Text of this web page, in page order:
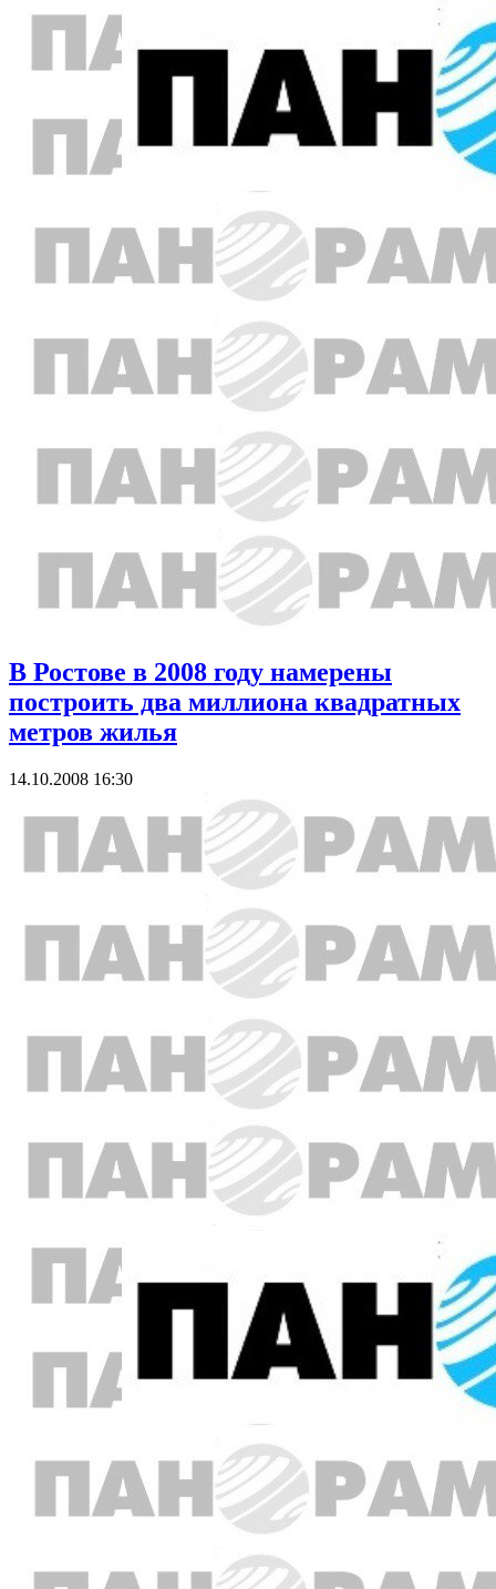
В Ростове в 2008 году намерены
построить два миллиона квадратных
метров жилья
14.10.2008 16:30